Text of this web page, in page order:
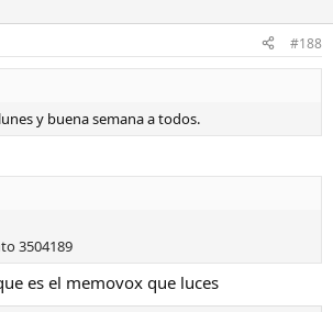
#188
y buena semana a todos.
3504189
es el memovox que luces